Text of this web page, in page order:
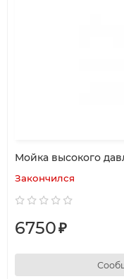
Мойка высокого
Закончился
6750₽